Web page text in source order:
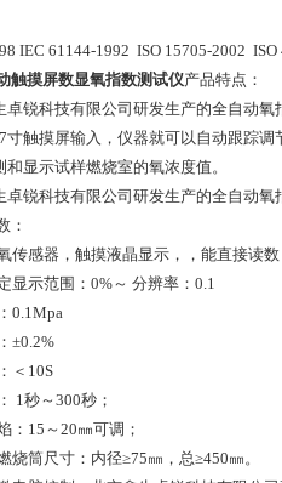
IEC 61144-1992 ISO 15705-2002 ISO
触摸屏数显氧指数测试仪产品特点：
卓锐科技有限公司研发生产的全自动
寸触摸屏输入，仪器就可以自动跟踪调
显示试样燃烧室的氧浓度值。
卓锐科技有限公司研发生产的全自动
：
传感器，触摸液晶显示，，能直接读
显示范围：0%～ 分辨率：0.1
0.1Mpa
±0.2%
＜10S
1秒～300秒；
：15～20㎜可调；
烧筒尺寸：内径≥75㎜，总≥450㎜。